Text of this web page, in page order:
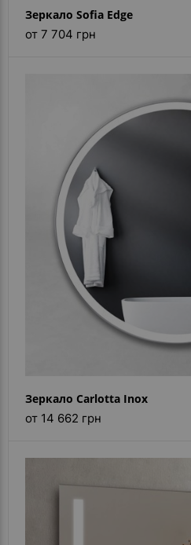
Зеркало Sofia Edge
от 7 704 грн
Зеркало Carlotta Inox
от 14 662 грн